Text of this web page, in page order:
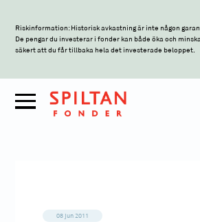
Riskinformation: Historisk avkastning är inte någon
De pengar du investerar i fonder kan både öka och
säkert att du får tillbaka hela det investerade beloppet.
08 jun 2011